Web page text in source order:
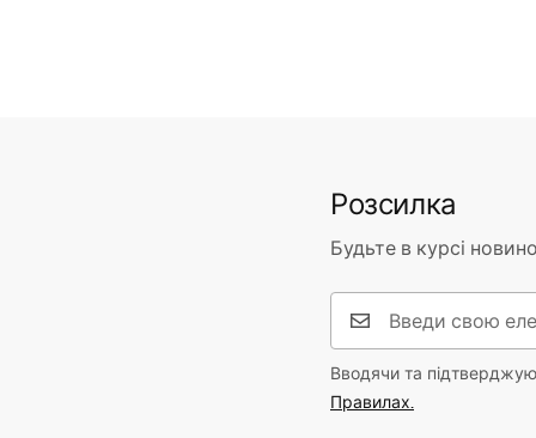
Розсилка
Будьте в курсі
Вводячи та
Правилах.